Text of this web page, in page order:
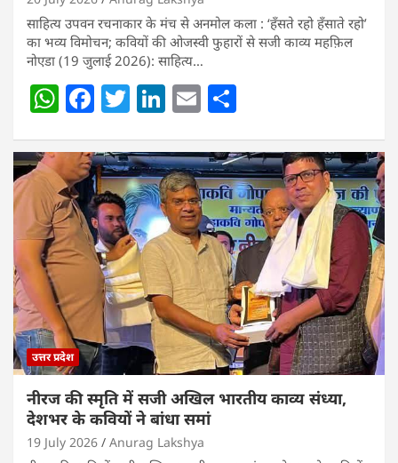
साहित्य उपवन रचनाकार के मंच से अनमोल कला : ‘हॅंसते रहो हॅंसाते रहो’
का भव्य विमोचन; कवियों की ओजस्वी फुहारों से सजी काव्य महफ़िल
नोएडा (19 जुलाई 2026): साहित्य…
W
at
s
A
p
p
F
c
e
b
o
o
k
T
itt
er
Li
k
e
dI
n
E
ai
l
ar
e
उत्तर प्रदेश
नीरज की स्मृति में सजी अखिल भारतीय काव्य संध्या,
देशभर के कवियों ने बांधा समां
19 July 2026 Anurag Lakshya